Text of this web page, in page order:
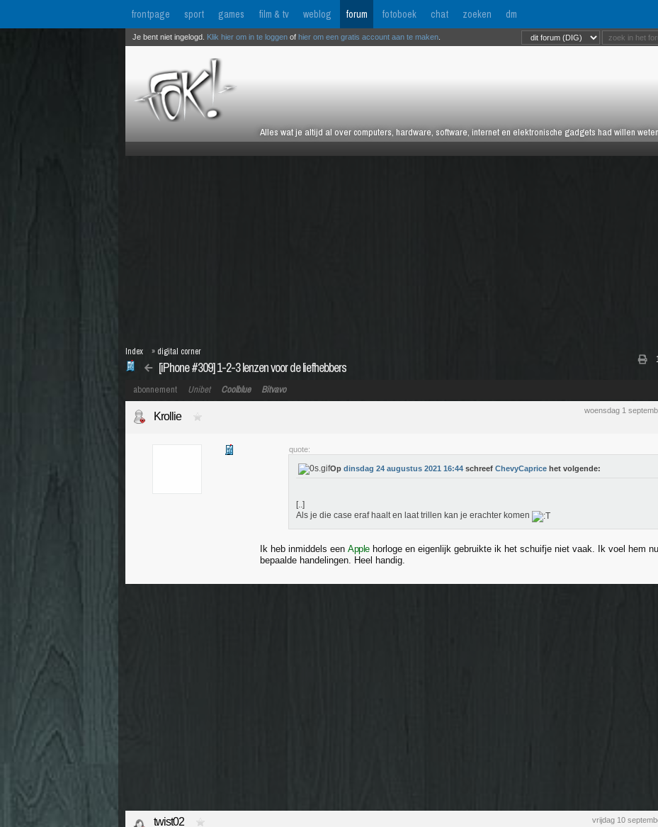
frontpage sport games film & tv weblog forum fotoboek chat zoeken dm
Alles wat je altijd al over computers, hardware, software, internet en elektronische gadgets had willen
Je bent niet ingelogd. Klik hier om in te loggen of hier om een gratis account aan te maken
[iPhone #309] 1-2-3 lenzen voor de liefhebbers
Index » digital corner
abonnement Unibet Coolblue Bitvavo
woensdag 1
Krollie
quote:
Op dinsdag 24 augustus 2021 16:44 schreef ChevyCaprice het volgende:
[..]
Als je die case eraf haalt en laat trillen kan je erachter komen
Ik heb inmiddels een Applehorloge en eigenlijk gebruikte ik het schuifje niet vaak. Ik voel hem
bepaalde handelingen. Heel handig.
vrijdag 10
twist02